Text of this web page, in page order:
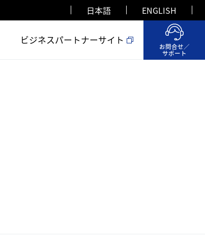
日本語 ENGLISH
ビジネスパートナーサイト
お問合せ／
サポート